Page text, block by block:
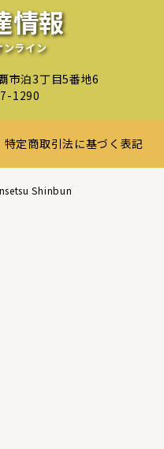
情報
ンライン
市泊3丁目5番地6
1290
特定商取引法に基づく表記
Shinbun